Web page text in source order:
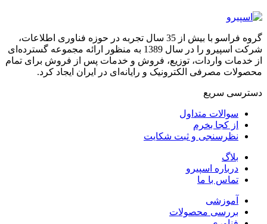
گروه فراسو با بیش از 35 سال تجربه در حوزه فناوری اطلاعات،
شرکت اسپیرو را در سال 1389 به منظور ارائه مجموعه گسترده‌ای
از خدمات واردات، توزیع، فروش و خدمات پس از فروش برای تمام
محصولات مصرفی الکترونیک و رایانه‌ای در ایران ایجاد کرد.
دسترسی‌ سریع
سوالات متداول
از کجا بخرم
نظرسنجی و ثبت شکایت
بلاگ
درباره اسپیرو
تماس با ما
آموزشی
بررسی محصولات